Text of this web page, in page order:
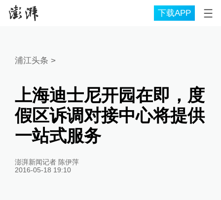
下载APP
浦江头条 >
上海迪士尼开园在即，度
假区诉调对接中心将提供
一站式服务
澎湃新闻记者 陈伊萍
2016-05-18 19:10